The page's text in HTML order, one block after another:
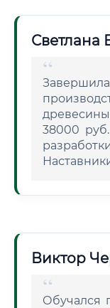
Светлана
38000
Виктор
Обучался